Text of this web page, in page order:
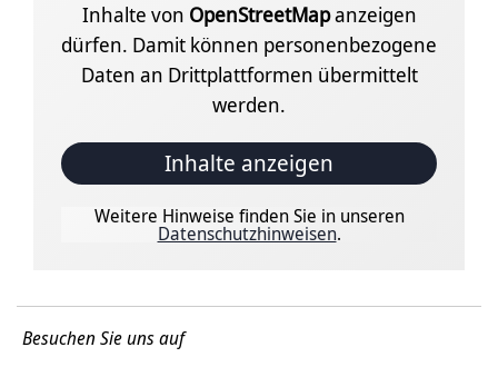
Inhalte von OpenStreetMapanzeigen
dürfen. Damit können personenbezogene
Daten an Drittplattformen übermittelt
werden.
Inhalte anzeigen
Weitere Hinweise finden Sie in unseren
Datenschutzhinweisen.
Besuchen Sie uns auf